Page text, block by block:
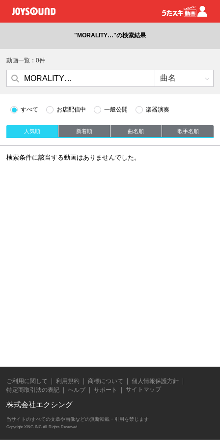
"MORALITY…"の検索結果
動画一覧：0件
すべて お店配信中 一般公開 楽器演奏
人気順 新着順 曲名順 歌手名順
検索条件に該当する動画はありませんでした。
ご利用に関して 利用規約 商標について
個人情報保護方針
特定商取引法の表記
ヘルプ サポート サイトマップ
株式会社エクシング
当サイトのすべての文章や画像などの無断転載・引用を禁じます
Copyright XING INC.All Rights Reserved.